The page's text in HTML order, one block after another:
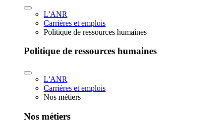
L'ANR
Carrières et emplois
Politique de ressources humaines
Politique de ressources humaines
L'ANR
Carrières et emplois
Nos métiers
Nos métiers